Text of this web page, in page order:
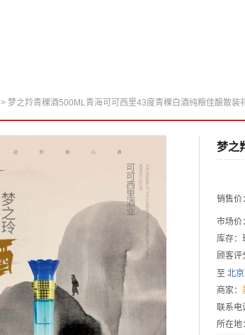
> 梦之羚青稞酒500ML青海可可西里43度青稞白酒纯粮佳酿散装
梦之
销售价：
市场价
库存：
顾客评
至 北京
商家：
联系电
所在地